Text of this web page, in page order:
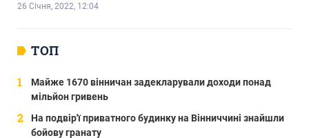
26 Січня, 2022, 12:04
ТОП
Майже 1670 вінничан задекларували доходи понад
мільйон гривень
На подвір'ї приватного будинку на Вінниччині знайшли
бойову гранату